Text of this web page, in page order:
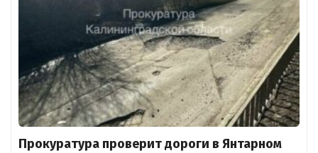
Прокуратура проверит дороги в Янтарном